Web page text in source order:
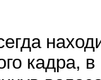
кадра,